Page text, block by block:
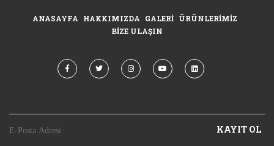
ANASAYFA HAKKIMIZDA GALERI ÜRÜNLERIMIZ
BIZE ULAŞIN
KAYIT OL